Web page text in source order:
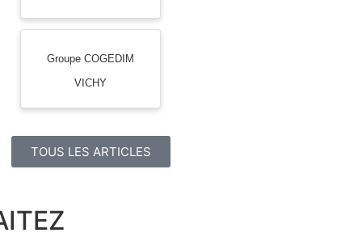
Groupe COGEDIM
VICHY
TOUS LES ARTICLES